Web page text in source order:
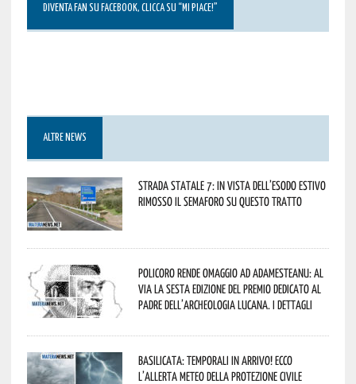
DIVENTA FAN SU FACEBOOK, CLICCA SU “MI PIACE!”
ALTRE NEWS
Strada statale 7: in vista dell’esodo estivo
rimosso il semaforo su questo tratto
Policoro rende omaggio ad Adamesteanu: al
via la sesta edizione del Premio dedicato al
padre dell’archeologia lucana. I dettagli
Basilicata: temporali in arrivo! Ecco
l’allerta meteo della Protezione civile